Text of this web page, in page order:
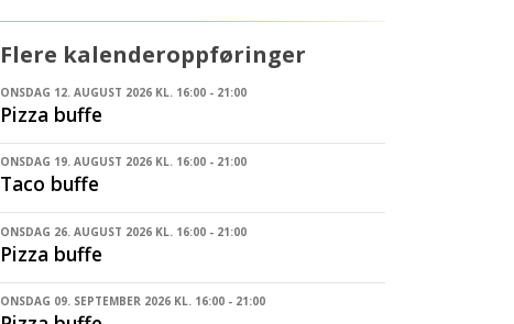
Flere kalenderoppføringer
ONSDAG 12. AUGUST 2026 KL. 16:00 - 21:00
Pizza buffe
ONSDAG 19. AUGUST 2026 KL. 16:00 - 21:00
Taco buffe
ONSDAG 26. AUGUST 2026 KL. 16:00 - 21:00
Pizza buffe
ONSDAG 09. SEPTEMBER 2026 KL. 16:00 - 21:00